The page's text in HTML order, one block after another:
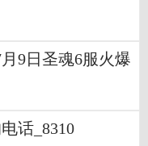
9日圣魂6服火爆
话_8310